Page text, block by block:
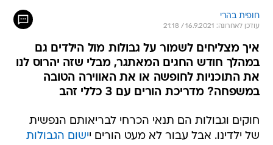
חופית בהרי
עודכן לאחרונה: 16.9.2021 / 21:18
איך מצליחים לשמור על גבולות מול הילדים גם
במהלך חודש החגים המאתגר, מבלי שזה יהרוס לנו
את התוכניות לחופשה או את האווירה הטובה
במשפחה? מדריכת הורים עם 3 כללי זהב
חוקים וגבולות הם תנאי הכרחי לבריאותם הנפשית
של ילדינו. אבל עבור לא מעט הורים יישום הגבולות